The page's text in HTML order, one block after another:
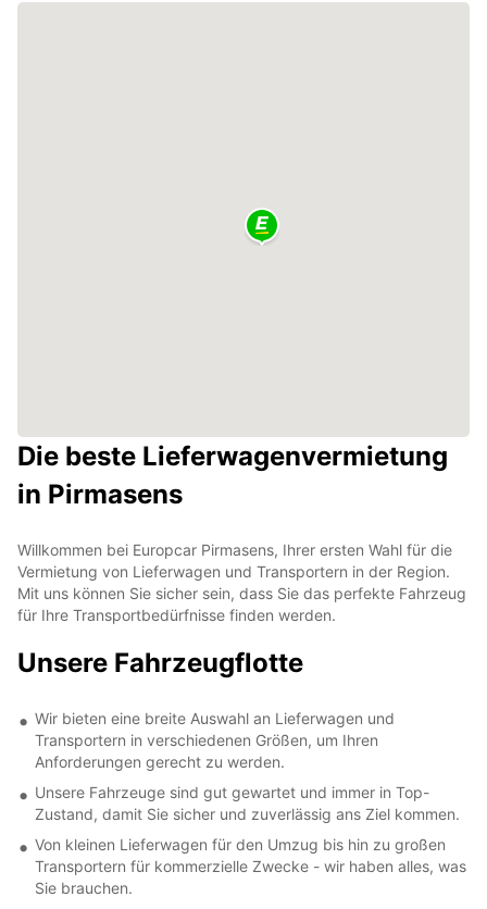
Die beste Lieferwagenvermietung
in Pirmasens
Willkommen bei Europcar Pirmasens, Ihrer ersten Wahl für die
Vermietung von Lieferwagen und Transportern in der Region.
Mit uns können Sie sicher sein, dass Sie das perfekte Fahrzeug
für Ihre Transportbedürfnisse finden werden.
Unsere Fahrzeugflotte
Wir bieten eine breite Auswahl an Lieferwagen und
Transportern in verschiedenen Größen, um Ihren
Anforderungen gerecht zu werden.
Unsere Fahrzeuge sind gut gewartet und immer in Top-
Zustand, damit Sie sicher und zuverlässig ans Ziel kommen.
Von kleinen Lieferwagen für den Umzug bis hin zu großen
Transportern für kommerzielle Zwecke - wir haben alles, was
Sie brauchen.